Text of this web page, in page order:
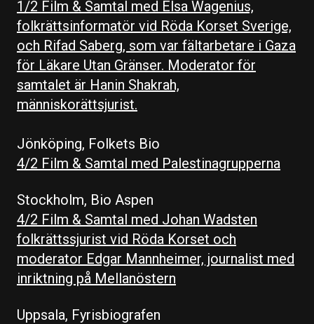
1/2 Film & Samtal med Elsa Wagenius,
folkrättsinformatör vid Röda Korset Sverige,
och Rifad Saberg, som var fältarbetare i Gaza
för Läkare Utan Gränser. Moderator för
samtalet är Hanin Shakrah,
människorättsjurist.
Jönköping, Folkets Bio
4/2 Film & Samtal med Palestinagrupperna
Stockholm, Bio Aspen
4/2 Film & Samtal med Johan Wadsten
folkrättssjurist vid Röda Korset och
moderator Edgar Mannheimer, journalist med
inriktning på Mellanöstern
Uppsala, Fyrisbiografen